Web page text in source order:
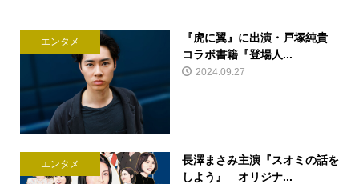
エンタメ
『虎に翼』に出演・戸塚純貴
コラボ書籍『登場人...
2024.09.27
エンタメ
長澤まさみ主演『スオミの話を
しよう』 オリジナ...